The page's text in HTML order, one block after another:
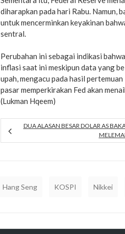
diharapkan pada hari Rabu. Namun,
untuk mencerminkan keyakinan
sentral.
Perubahan ini sebagai indikasi
inflasi saat ini meskipun data yang
upah, mengacu pada hasil
pasar memperkirakan Fed akan
(Lukman Hqeem)
DUA ALASAN BESAR DOLAR AS
Hang Seng KOSPI Nikkei